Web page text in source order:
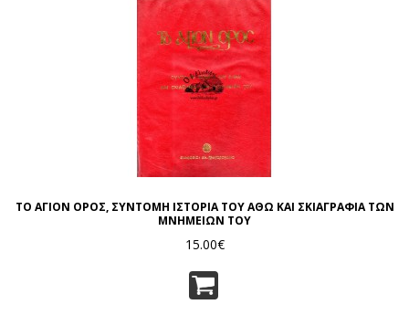
ΤΟ ΑΓΙΟΝ ΟΡΟΣ, ΣΥΝΤΟΜΗ ΙΣΤΟΡΙΑ ΤΟΥ ΑΘΩ ΚΑΙ ΣΚΙΑΓΡΑΦΙΑ ΤΩΝ
ΜΝΗΜΕΙΩΝ ΤΟΥ
15.00€